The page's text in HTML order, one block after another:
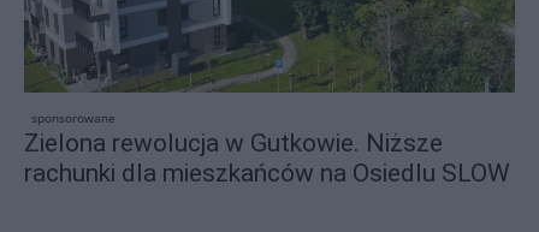
sponsorowane
Zielona rewolucja w Gutkowie. Niższe
rachunki dla mieszkańców na Osiedlu SLOW